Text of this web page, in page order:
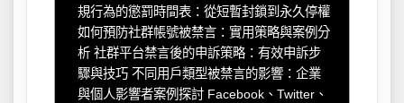
規行為的懲罰時間表：從短暫封鎖到永久停權
如何預防社群帳號被禁言：實用策略與案例分
析 社群平台禁言後的申訴策略：有效申訴步
驟與技巧 不同用戶類型被禁言的影響：企業
與個人影響者案例探討 Facebook、Twitter、